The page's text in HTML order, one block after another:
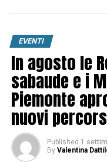
EVENTI
In agosto le
sabaude e i
Piemonte
nuovi
Published 1
By Valentina